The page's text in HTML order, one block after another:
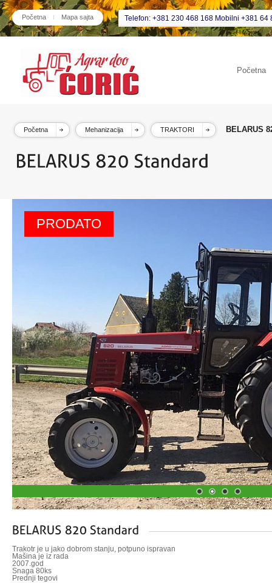
Početna Mapa sajta Telefon: +381 230 468 168 Mobilni +381 64
Početna
Početna Mehanizacija TRAKTORI BELARUS
PRODATO
Trakotr je u jako dobrom stanju, potpuno ispravan
Mašina je iz rada
2007.god
Snaga 80ks
Prednji tegovi